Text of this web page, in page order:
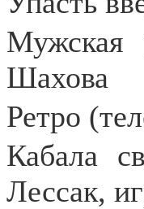
Мужская
Шахова
Ретро
Кабала
Лессак,